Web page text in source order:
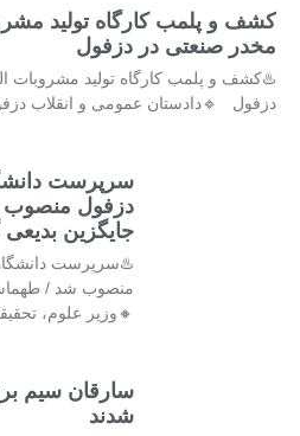
کشف و پلمب کارگاه تولید
مخدر صنعتی در دزفول
♨️کشف و پلمب کارگاه تولید مشروبات
دزفول 🔹دادستان عمومی و انقلاب
سرپرست
دزفول
جایگزین بدیعی
♨️سرپرست
منصوب شد /
🔸وزیر علوم،
سارقان سیم
شدند